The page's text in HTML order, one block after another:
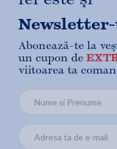
Abonează-te la
un cupon de
viitoarea ta